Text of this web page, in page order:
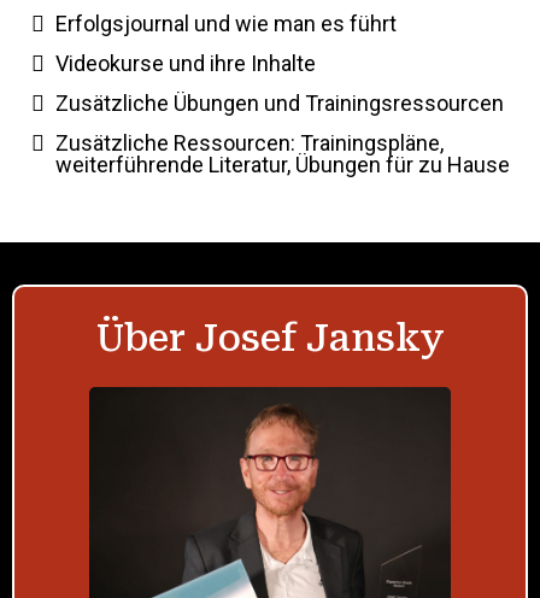
Erfolgsjournal und wie man es führt
Videokurse und ihre Inhalte
Zusätzliche Übungen und Trainingsressourcen
Zusätzliche Ressourcen: Trainingspläne,
weiterführende Literatur, Übungen für zu Hause
Über Josef Jansky